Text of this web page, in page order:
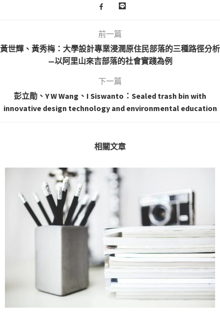
前一篇
黃世輝、黃秀梅：大學設計專業浸潤原住民部落的三種路徑分析
—以阿里山來吉部落的社會實踐為例
下一篇
彭立勛、Y W Wang、I Siswanto：Sealed trash bin with
innovative design technology and environmental education
相關文章